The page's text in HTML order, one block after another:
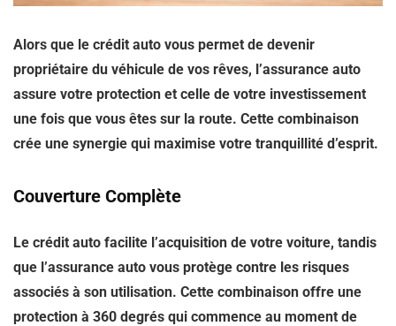
Alors que le crédit auto vous permet de devenir
propriétaire du véhicule de vos rêves, l’assurance auto
assure votre protection et celle de votre investissement
une fois que vous êtes sur la route. Cette combinaison
crée une synergie qui maximise votre tranquillité d’esprit.
Couverture Complète
Le crédit auto facilite l’acquisition de votre voiture, tandis
que l’assurance auto vous protège contre les risques
associés à son utilisation. Cette combinaison offre une
protection à 360 degrés qui commence au moment de